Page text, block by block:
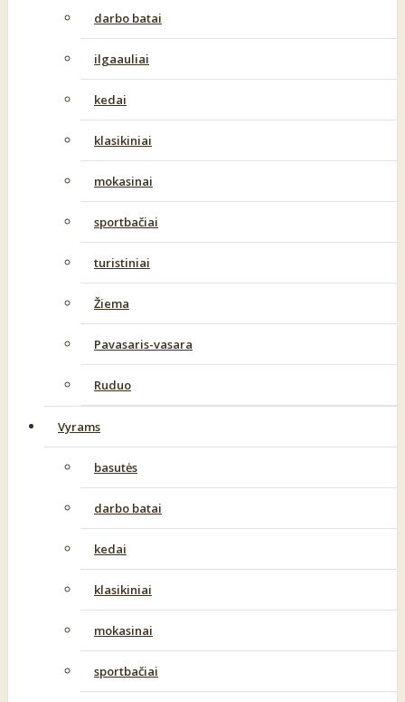
darbo batai
ilgaauliai
kedai
klasikiniai
mokasinai
sportbačiai
turistiniai
Žiema
Pavasaris-vasara
Ruduo
Vyrams
basutės
darbo batai
kedai
klasikiniai
mokasinai
sportbačiai